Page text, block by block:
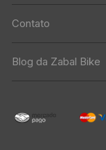
Contato
Blog da Zabal Bike